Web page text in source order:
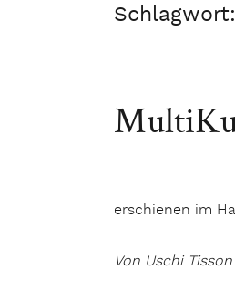
Schlagwort:
erschienen im
Von Uschi Tisson